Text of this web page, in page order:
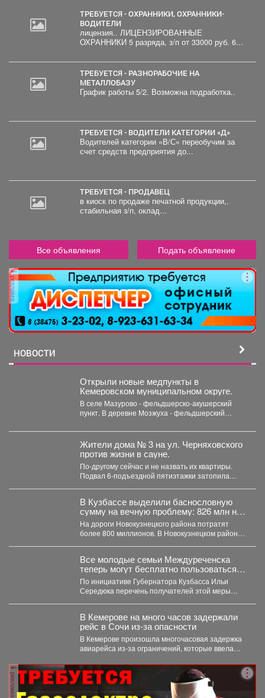
ТРЕБУЕТСЯ - ОХРАННИКИ, ОХРАННИКИ-
ВОДИТЕЛИ
лицензия.. ЛИЦЕНЗИРОВАННЫЕ
ОХРАННИКИ 5 разряда, з/п от 33000 руб. 6...
ТРЕБУЕТСЯ - РАЗНОРАБОЧИЕ НА
МЕТАЛЛОБАЗУ
График работы 5/2. Возможна подработка..
ТРЕБУЕТСЯ - ВОДИТЕЛИ КАТЕГОРИИ «Д»
Водителей категории «В/С» переобучим за
счет средств предприятия до...
ТРЕБУЕТСЯ - ПРОДАВЕЦ
в киоск по продаже печатной продукции,.
стабильная з/п, оклад...
Все объявления Подать объявление
реклама
НОВОСТИ
Открыли новые медпункты в
Кемеровском муниципальном округе.
В селе Мазурово - фельдшерско-акушерский
пункт. В деревне Мозжуха - фельдшерский
Жители дома № 3 на ул. Черняховского
против жизни в сауне.
По-другому сейчас и не назвать их квартиры.
Подвал 6-подъездной пятиэтажки затопила
В Кузбассе выделили баснословную
сумму на вечную проблему: 826 млн на
ремонт
На дороги Новокузнецкого района потратят
более 800 миллионов. В Новокузнецком районе в
Все молодые семьи Междуреченска
теперь могут бесплатно пользоваться
предметами первой необходимости для
новорождённых.
По инициативе Губернатора Кузбасса Ильи
Середюка перечень получателей этой меры
В Кемерове на много часов задержали
рейс в Сочи из-за опасности
В Кемерове произошла многочасовая задержка
авиарейса из-за ограничений, которые ввела
реклама